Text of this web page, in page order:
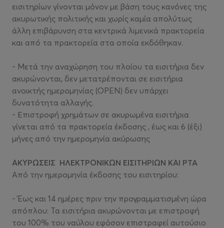
εισιτηρίων γίνονται μόνον με βάση τους κανόνες της
ακυρωτικής πολιτικής και χωρίς καμία απολύτως
άλλη επιβάρυνση στα κεντρικά λιμενικά πρακτορεία
και από τα πρακτορεία στα οποία εκδόθηκαν.
- Μετά την αναχώρηση του πλοίου τα εισιτήρια δεν
ακυρώνονται, δεν μετατρέπονται σε εισιτήρια
ανοικτής ημερομηνίας (OPEN) δεν υπάρχει
δυνατότητα αλλαγής.
- Επιστροφή χρημάτων σε ακυρωμένα εισιτήρια
γίνεται από τα πρακτορεία έκδοσης , έως και 6 (έξι)
μήνες από την ημερομηνία ακύρωσης
ΑΚΥΡΩΣΕΙΣ ΗΛΕΚΤΡΟΝΙΚΩΝ ΕΙΣΙΤΗΡΙΩΝ ΚΑΙ PTA
Από την ημερομηνία έκδοσης του εισιτηρίου:
- Έως και 14 ημέρες πριν την προγραμματισμένη ώρα
απόπλου: Τα εισιτήρια ακυρώνονται με επιστροφή
του 100% του ναύλου εφόσον επιστραφεί αυτούσιο